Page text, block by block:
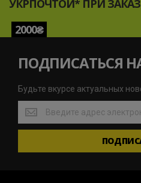
УКРПОЧТОЙ* ПРИ
2000₴
ПОДПИСАТЬСЯ
Будьте вкурсе актуальных
Будьте
вкурсе
актуальных
и